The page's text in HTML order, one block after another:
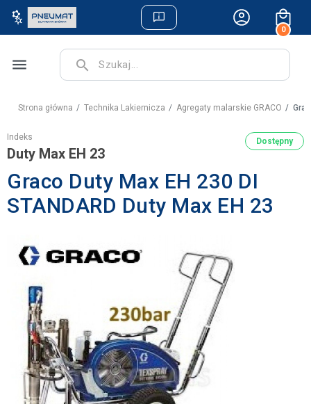
0
menu search
Strona główna Technika Lakiernicza Agregaty malarskie GRACO
Indeks
Duty Max EH 23
Dostępny
Graco Duty Max EH 230 DI
STANDARD Duty Max EH 23